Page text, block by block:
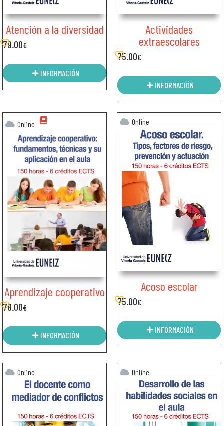
Atención a la diversidad
79.00€
INFORMACIÓN
Actividades
extraescolares
75.00€
INFORMACIÓN
Online
Aprendizaje cooperativo
78.00€
INFORMACIÓN
Online
Acoso escolar
75.00€
INFORMACIÓN
Online Online